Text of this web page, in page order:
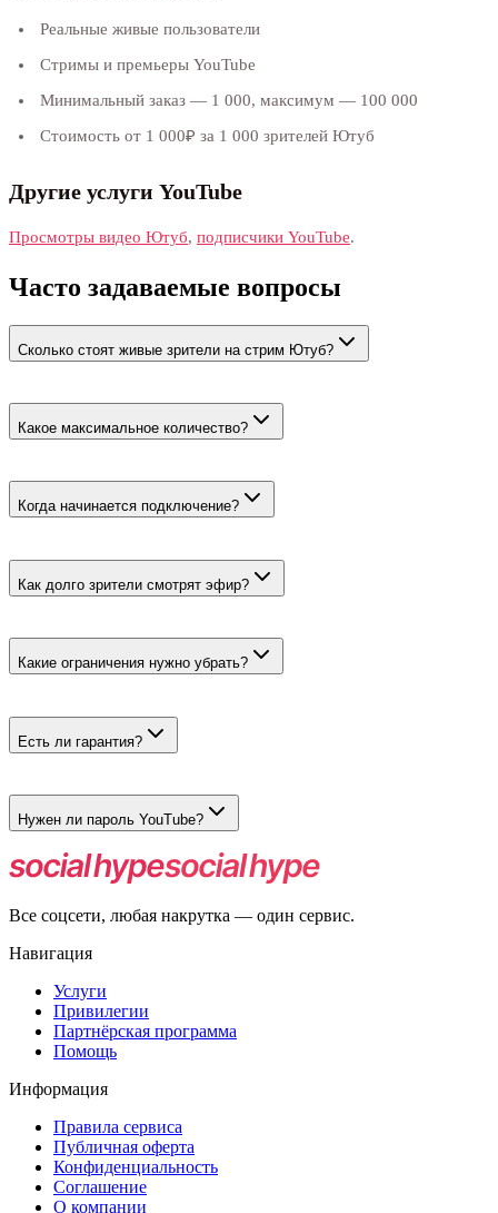
Реальные живые пользователи
Стримы и премьеры YouTube
Минимальный заказ — 1 000, максимум — 100 000
Стоимость от 1 000₽ за 1 000 зрителей Ютуб
Другие услуги YouTube
Просмотры видео Ютуб, подписчики YouTube.
Часто задаваемые вопросы
Сколько стоят живые зрители на стрим Ютуб?
Какое максимальное количество?
Когда начинается подключение?
может подключаться постепенно.
Как долго зрители смотрят эфир?
Пользователи заходят на трансляцию и смотрят её.
Какие ограничения нужно убрать?
авторизации.
Есть ли гарантия?
предусмотрены.
Нужен ли пароль YouTube?
Нет. Для заказа достаточно ссылки на открытый стрим или
премьеру.
Все соцсети, любая накрутка — один сервис.
Навигация
Услуги
Привилегии
Партнёрская программа
Помощь
Информация
Правила сервиса
Публичная оферта
Конфиденциальность
Соглашение
О компании